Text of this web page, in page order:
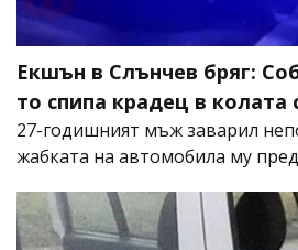
Екшън в Слънчев бряг:
то спипа крадец в колата
27-годишният мъж заварил
жабката на автомобила му